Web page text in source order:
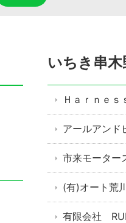
いちき串木
Ｈａｒｎｅｓ
アールアンド
市来モーター
(有)オート荒川
有限会社